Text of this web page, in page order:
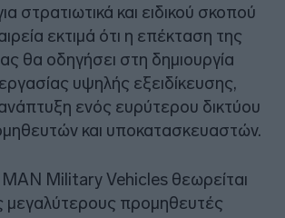
στρατιωτικά και ειδικού σκοπού
εκτιμά ότι η επέκταση της
θα οδηγήσει στη δημιουργία
υψηλής εξειδίκευσης,
ενός ευρύτερου δικτύου
και υποκατασκευαστών.
Military Vehicles θεωρείται
μεγαλύτερους προμηθευτές